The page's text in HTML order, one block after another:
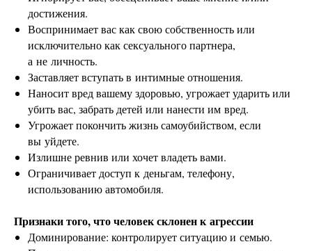
достижения.
Воспринимает вас как свою собственность или
исключительно как сексуального партнера,
а не личность.
Заставляет вступать в интимные отношения.
Наносит вред вашему здоровью, угрожает ударить или
убить вас, забрать детей или нанести им вред.
Угрожает покончить жизнь самоубийством, если
вы уйдете.
Излишне ревнив или хочет владеть вами.
Ограничивает доступ к деньгам, телефону,
использованию автомобиля.
Признаки того, что человек склонен к агрессии
Доминирование: контролирует ситуацию и семью.